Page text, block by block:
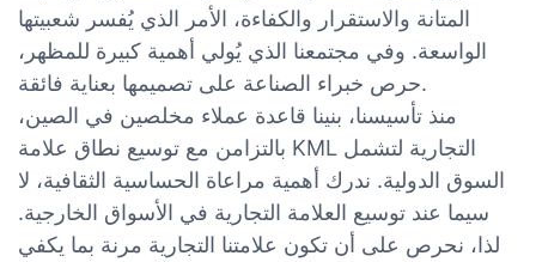
المتانة والاستقرار والكفاءة، الأمر الذي يُفسر شعبيتها
الواسعة. وفي مجتمعنا الذي يُولي أهمية كبيرة للمظهر،
حرص خبراء الصناعة على تصميمها بعناية فائقة.
منذ تأسيسنا، بنينا قاعدة عملاء مخلصين في الصين،
بالتزامن مع توسيع نطاق علامة KML التجارية لتشمل
السوق الدولية. ندرك أهمية مراعاة الحساسية الثقافية، لا
سيما عند توسيع العلامة التجارية في الأسواق الخارجية.
لذا، نحرص على أن تكون علامتنا التجارية مرنة بما يكفي